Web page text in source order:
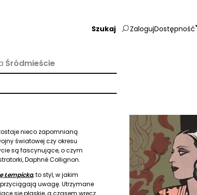
Wpisz
ZalogujDostępność
Śródmieście
nieco zapomnianą
światowej czy okresu
są fascynujące, o czym
Daphné Collignon.
Łempicką, to styl, w jakim
uwagę. Utrzymane